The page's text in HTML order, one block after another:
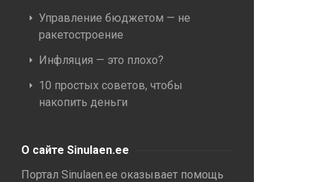
Управление бюджетом — не
ракетостроение
Инфляция — это плохо?
10 простых советов, чтобы
накопить деньги
О сайте Sinulaen.ee
Портал Sinulaen.ee оказывает помощь